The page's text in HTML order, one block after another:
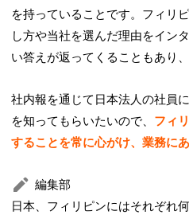
を持っていることです。フィリ
し方や当社を選んだ理由をイン
い答えが返ってくることもあり
社内報を通じて日本法人の社員
を知ってもらいたいので、 フィ
することを常に心がけ、業務に
編集部
日本、フィリピンにはそれぞれ